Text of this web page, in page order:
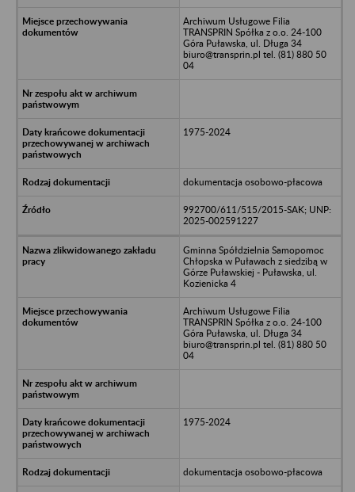
Archiwum Usługowe Filia
TRANSPRIN Spółka z o.o. 24-100
Góra Puławska, ul. Długa 34
biuro@transprin.pl tel. (81) 880 50
04
1975-2024
dokumentacja osobowo-płacowa
992700/611/515/2015-SAK; UNP:
2025-002591227
Gminna Spółdzielnia Samopomoc
Chłopska w Puławach z siedzibą w
Górze Puławskiej - Puławska, ul.
Kozienicka 4
Archiwum Usługowe Filia
TRANSPRIN Spółka z o.o. 24-100
Góra Puławska, ul. Długa 34
biuro@transprin.pl tel. (81) 880 50
04
1975-2024
dokumentacja osobowo-płacowa